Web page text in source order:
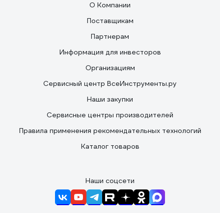
О Компании
Поставщикам
Партнерам
Информация для инвесторов
Организациям
Сервисный центр ВсеИнструменты.ру
Наши закупки
Сервисные центры производителей
Правила применения рекомендательных технологий
Каталог товаров
Наши соцсети